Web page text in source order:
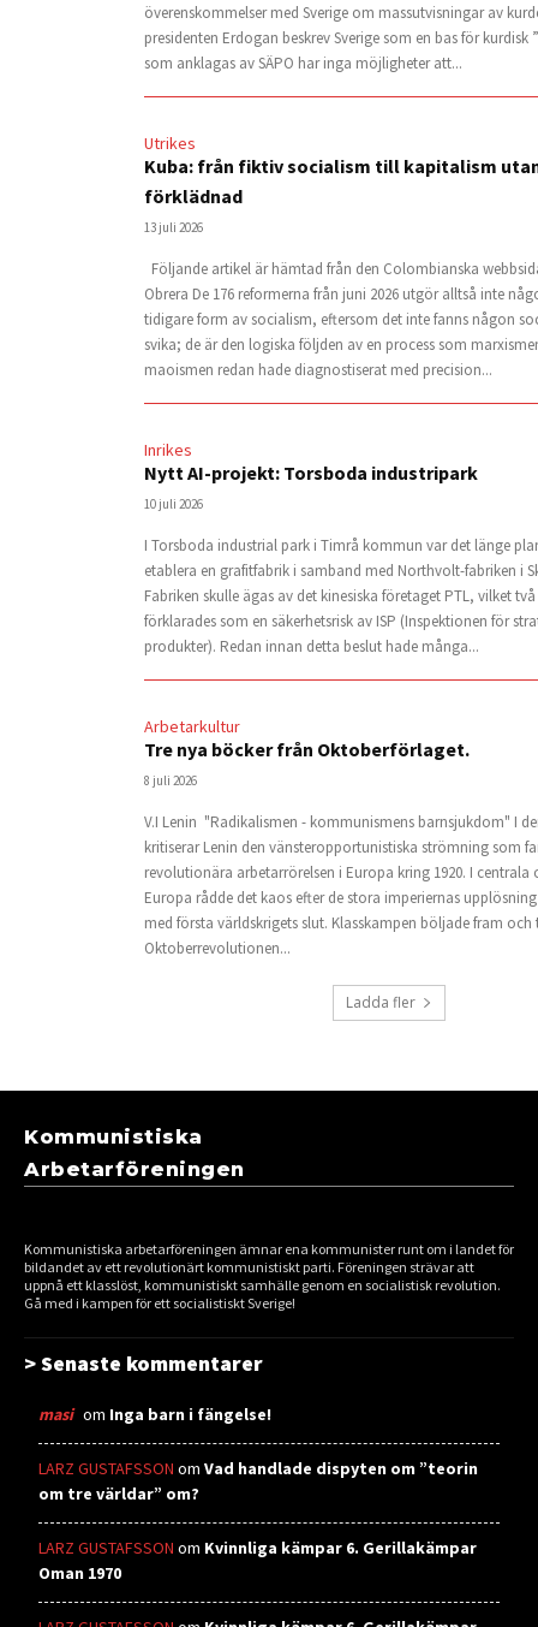
överenskommelser med Sverige om massutvisningar av
presidenten Erdogan beskrev Sverige som en bas för kurdisk
som anklagas av SÄPO har inga möjligheter att...
Utrikes
Kuba: från fiktiv socialism till kapitalism
förklädnad
13 juli 2026
Följande artikel är hämtad från den Colombianska
Obrera De 176 reformerna från juni 2026 utgör alltså inte
tidigare form av socialism, eftersom det inte fanns någon
svika; de är den logiska följden av en process som
maoismen redan hade diagnostiserat med precision...
Inrikes
Nytt AI-projekt: Torsboda industripark
10 juli 2026
I Torsboda industrial park i Timrå kommun var det länge
etablera en grafitfabrik i samband med Northvolt-fabriken i
Fabriken skulle ägas av det kinesiska företaget PTL, vilket
förklarades som en säkerhetsrisk av ISP (Inspektionen för
produkter). Redan innan detta beslut hade många...
Arbetarkultur
Tre nya böcker från Oktoberförlaget.
8 juli 2026
V.I Lenin "Radikalismen - kommunismens barnsjukdom" I
kritiserar Lenin den vänsteropportunistiska strömning som
revolutionära arbetarrörelsen i Europa kring 1920. I centrala
Europa rådde det kaos efter de stora imperiernas
med första världskrigets slut. Klasskampen böljade fram
Oktoberrevolutionen...
Ladda fler
Kommunistiska
Arbetarföreningen
Kommunistiska arbetarföreningen ämnar ena kommunister runt om i landet för
bildandet av ett revolutionärt kommunistiskt parti. Föreningen strävar att
uppnå ett klasslöst, kommunistiskt samhälle genom en socialistisk revolution.
Gå med i kampen för ett socialistiskt Sverige!
> Senaste kommentarer
masi om Inga barn i fängelse!
LARZ GUSTAFSSON om Vad handlade dispyten om ”teorin
om tre världar” om?
LARZ GUSTAFSSON om Kvinnliga kämpar 6. Gerillakämpar
Oman 1970